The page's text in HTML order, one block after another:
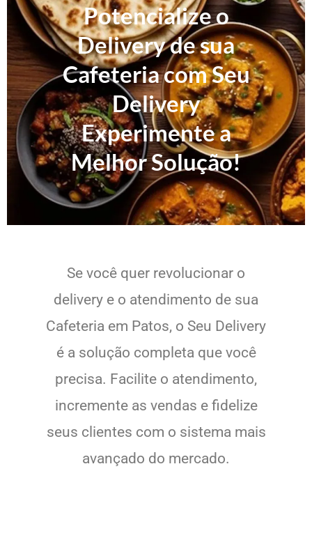
Potencialize o
Delivery de sua
Cafeteria com Seu
Delivery
Experimente a
Melhor Solução!
Se você quer revolucionar o
delivery e o atendimento de sua
Cafeteria em Patos, o Seu Delivery
é a solução completa que você
precisa. Facilite o atendimento,
incremente as vendas e fidelize
seus clientes com o sistema mais
avançado do mercado.